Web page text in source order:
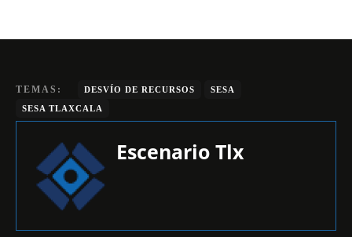
TEMAS: DESVÍO DE RECURSOS
SESA
SESA TLAXCALA
Escenario Tlx